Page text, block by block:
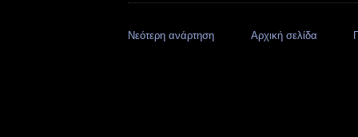
Νεότερη ανάρτηση Αρχική σελίδα